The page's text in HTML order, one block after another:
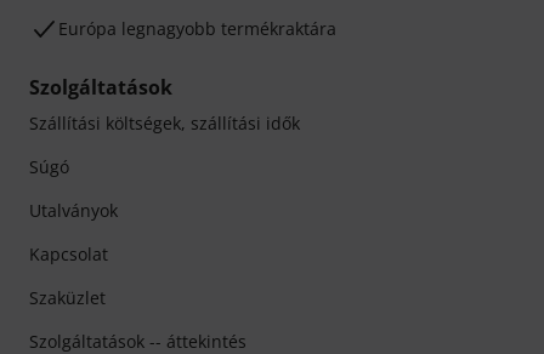
Európa legnagyobb termékraktára
Szolgáltatások
Szállítási költségek, szállítási idők
Súgó
Utalványok
Kapcsolat
Szaküzlet
Szolgáltatások -- áttekintés